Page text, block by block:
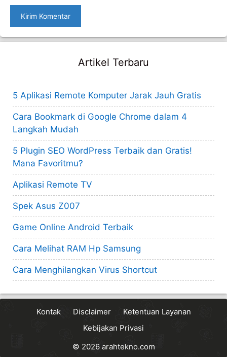
Artikel Terbaru
5 Aplikasi Remote Komputer Jarak Jauh Gratis
Cara Bookmark di Google Chrome dalam 4
Langkah Mudah
5 Plugin SEO WordPress Terbaik dan Gratis!
Mana Favoritmu?
Aplikasi Remote TV
Spek Asus Z007
Game Online Android Terbaik
Cara Melihat RAM Hp Samsung
Cara Menghilangkan Virus Shortcut
Kontak Disclaimer
Ketentuan Layanan
Kebijakan Privasi
© 2026 arahtekno.com